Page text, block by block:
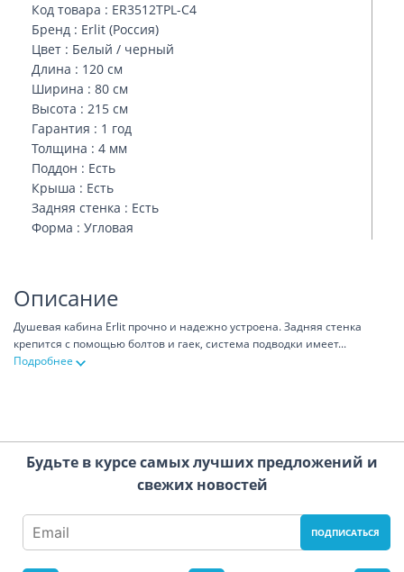
Код товара : ER3512TPL-C4
Бренд : Erlit (Россия)
Цвет : Белый / черный
Длина : 120 см
Ширина : 80 см
Высота : 215 см
Гарантия : 1 год
Толщина : 4 мм
Поддон : Есть
Крыша : Есть
Задняя стенка : Есть
Форма : Угловая
Описание
Душевая кабина Erlit прочно и надежно устроена. Задняя стенка
крепится с помощью болтов и гаек, система подводки имеет...
Подробнее
Будьте в курсе самых лучших предложений и
свежих новостей